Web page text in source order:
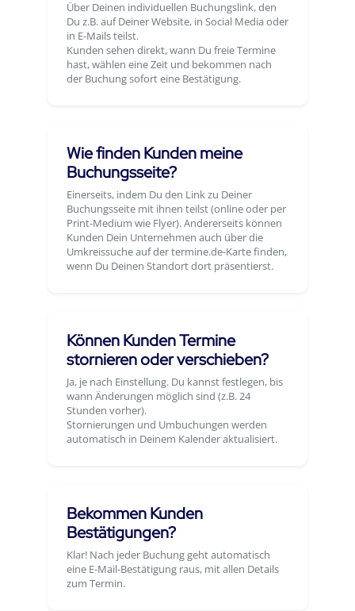
Über Deinen individuellen Buchungslink, den
Du z.B. auf Deiner Website, in Social Media oder
in E-Mails teilst.
Kunden sehen direkt, wann Du freie Termine
hast, wählen eine Zeit und bekommen nach
der Buchung sofort eine Bestätigung.
Wie finden Kunden meine
Buchungsseite?
Einerseits, indem Du den Link zu Deiner
Buchungsseite mit ihnen teilst (online oder per
Print-Medium wie Flyer). Andererseits können
Kunden Dein Unternehmen auch über die
Umkreissuche auf der termine.de-Karte finden,
wenn Du Deinen Standort dort präsentierst.
Können Kunden Termine
stornieren oder verschieben?
Ja, je nach Einstellung. Du kannst festlegen, bis
wann Änderungen möglich sind (z.B. 24
Stunden vorher).
Stornierungen und Umbuchungen werden
automatisch in Deinem Kalender aktualisiert.
Bekommen Kunden
Bestätigungen?
Klar! Nach jeder Buchung geht automatisch
eine E-Mail-Bestätigung raus, mit allen Details
zum Termin.